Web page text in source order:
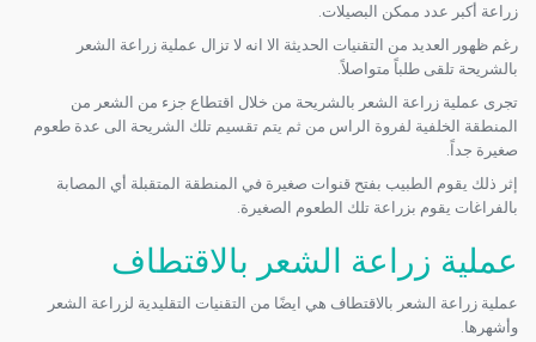
زراعة أكبر عدد ممكن البصيلات.
رغم ظهور العديد من التقنيات الحديثة الا انه لا تزال عملية زراعة الشعر
بالشريحة تلقى طلباً متواصلاً.
تجرى عملية زراعة الشعر بالشريحة من خلال اقتطاع جزء من الشعر من
المنطقة الخلفية لفروة الراس من ثم يتم تقسيم تلك الشريحة الى عدة طعوم
صغيرة جداً.
إثر ذلك يقوم الطبيب بفتح قنوات صغيرة في المنطقة المتقبلة أي المصابة
بالفراغات يقوم بزراعة تلك الطعوم الصغيرة.
عملية زراعة الشعر بالاقتطاف
عملية زراعة الشعر بالاقتطاف هي ايضًا من التقنيات التقليدية لزراعة الشعر
وأشهرها.